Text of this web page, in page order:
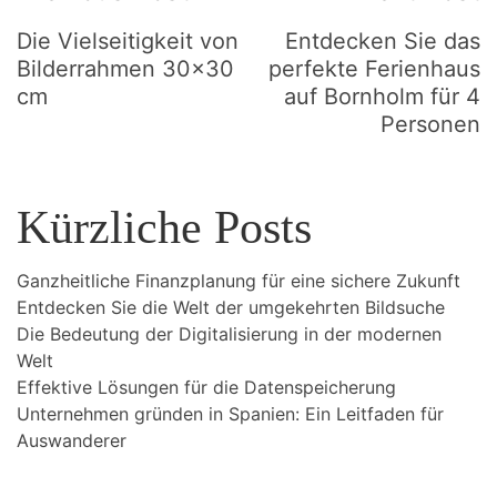
Navigation
Die Vielseitigkeit von
Bilderrahmen 30×30
cm
Entdecken Sie das
perfekte Ferienhaus
auf Bornholm für 4
Personen
Kürzliche Posts
Ganzheitliche Finanzplanung für eine sichere Zukunft
Entdecken Sie die Welt der umgekehrten Bildsuche
Die Bedeutung der Digitalisierung in der modernen
Welt
Effektive Lösungen für die Datenspeicherung
Unternehmen gründen in Spanien: Ein Leitfaden für
Auswanderer